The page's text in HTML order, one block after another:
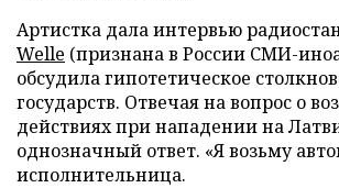
Артистка дала интервью
Welle (признана в России СМИ-
обсудила гипотетическое
государств. Отвечая на вопрос о
действиях при нападении на
однозначный ответ. «Я возьму
исполнительница.